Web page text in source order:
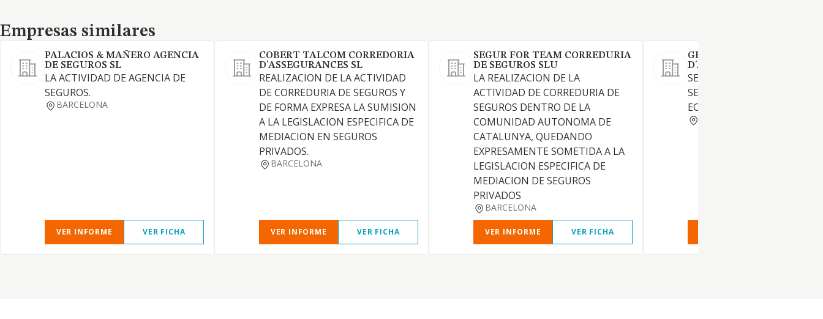
Empresas similares
Empresas similares
PALACIOS & MAÑERO AGENCIA
DE SEGUROS SL
LA ACTIVIDAD DE AGENCIA DE
SEGUROS.
BARCELONA
VER INFORME VER FICHA
COBERT TALCOM CORREDORIA
D'ASSEGURANCES SL
REALIZACION DE LA ACTIVIDAD
DE CORREDURIA DE SEGUROS Y
DE FORMA EXPRESA LA SUMISION
A LA LEGISLACION ESPECIFICA DE
MEDIACION EN SEGUROS
PRIVADOS.
BARCELONA
VER INFORME VER FICHA
SEGUR FOR TEAM CORREDURIA
DE SEGUROS SLU
LA REALIZACION DE LA
ACTIVIDAD DE CORREDURIA DE
SEGUROS DENTRO DE LA
COMUNIDAD AUTONOMA DE
CATALUNYA, QUEDANDO
EXPRESAMENTE SOMETIDA A LA
LEGISLACION ESPECIFICA DE
MEDIACION DE SEGUROS
PRIVADOS
BARCELONA
VER INFORME VER FICHA
GRUP VILA COVER
D'ASSEGURANCES SL
SE AMPLIA PRESTACION DE
SERVICIOS DE
ECONOMICO FINANCIERO.